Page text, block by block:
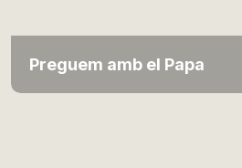
Preguem amb el Papa